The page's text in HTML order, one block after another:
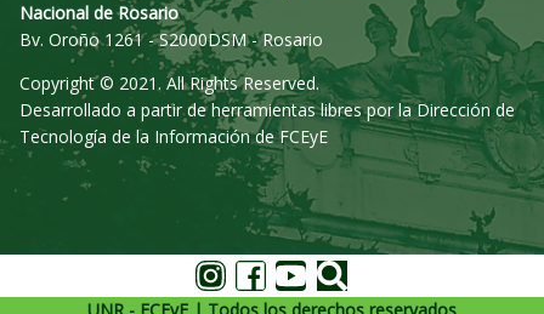
Nacional de Rosario
Bv. Oroño 1261 - S2000DSM - Rosario
Copyright © 2021. All Rights Reserved.
Desarrollado a partir de herramientas libres por la Dirección de
Tecnología de la Información de FCEyE